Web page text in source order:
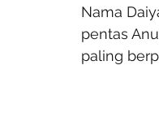
Nama
pentas
paling